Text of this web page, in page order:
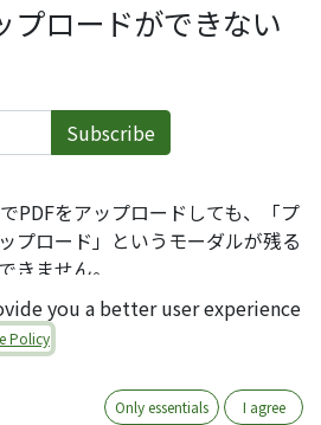
プロードができない
Subscribe
PDFをアップロードしても、「プ
プロード」というモーダルが残る
きません。
you a better user experience
Policy
Only essentials I agree